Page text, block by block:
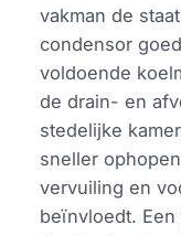
vakman de
condensor
voldoende
de drain- en
stedelijke
sneller
vervuiling en
beïnvloedt.